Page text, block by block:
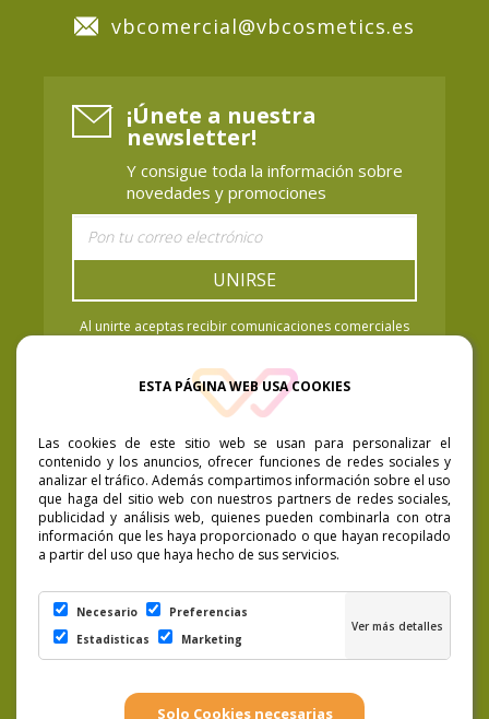
ESTA PÁGINA WEB USA COOKIES
Las cookies de este sitio web se usan para personalizar el
contenido y los anuncios, ofrecer funciones de redes sociales y
analizar el tráfico. Además compartimos información sobre el uso
que haga del sitio web con nuestros partners de redes sociales,
publicidad y análisis web, quienes pueden combinarla con otra
información que les haya proporcionado o que hayan recopilado
a partir del uso que haya hecho de sus servicios.
Necesario
Preferencias
Estadisticas
Marketing
vbcomercial@vbcosmetics.es
¡Únete a nuestra
newsletter!
Y consigue toda la información sobre
novedades y promociones
UNIRSE
Al unirte aceptas recibir comunicaciones comerciales